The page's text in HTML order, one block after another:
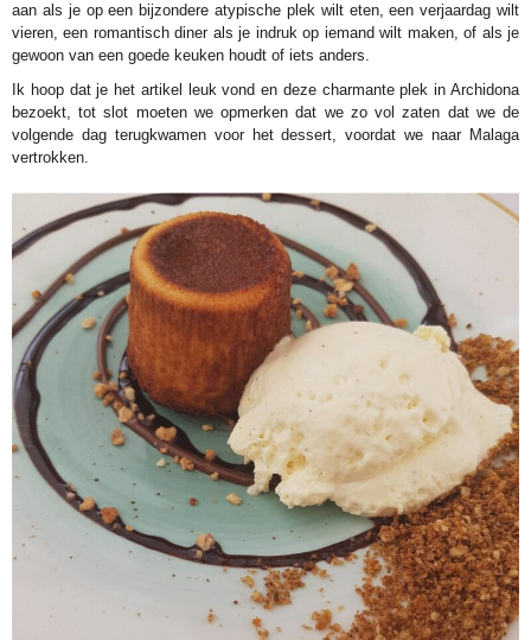
aan als je op een bijzondere atypische plek wilt eten, een verjaardag wilt
vieren, een romantisch diner als je indruk op iemand wilt maken, of als je
gewoon van een goede keuken houdt of iets anders.
Ik hoop dat je het artikel leuk vond en deze charmante plek in Archidona
bezoekt, tot slot moeten we opmerken dat we zo vol zaten dat we de
volgende dag terugkwamen voor het dessert, voordat we naar Malaga
vertrokken.